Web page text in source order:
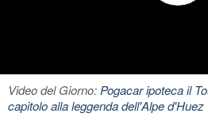
Video del Giorno:Pogacar ipoteca il
capitolo alla leggenda dell'Alpe d'Huez